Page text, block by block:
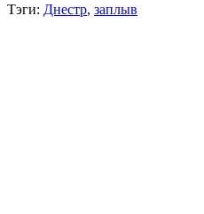
Тэги: Днестр, заплыв